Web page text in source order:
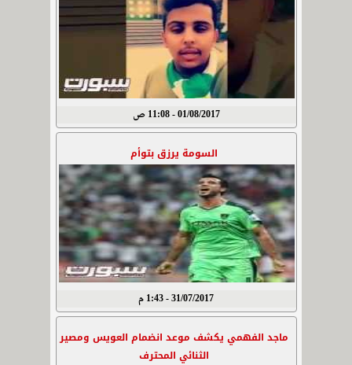
01/08/2017 - 11:08 ص
السومة يرزق بتوأم
31/07/2017 - 1:43 م
ماجد الفهمي يكشف موعد انضمام العويس ومصير
الثنائي المحترف